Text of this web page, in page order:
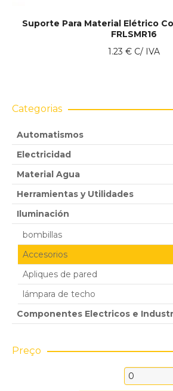
Suporte Para Material Elétrico
FRLSMR16
1.23 €C/ IVA
Categorias
Automatismos
Electricidad
Material Agua
Herramientas y Utilidades
Iluminación
bombillas
Accesorios
Apliques de pared
lámpara de techo
Componentes Electricos e
Preço